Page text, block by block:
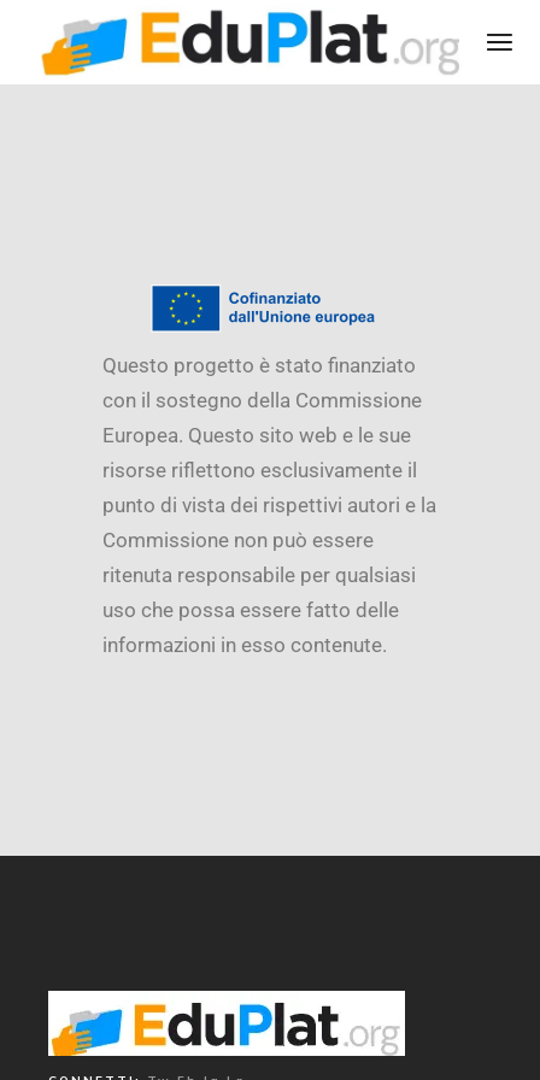
Questo progetto è stato finanziato
con il sostegno della Commissione
Europea. Questo sito web e le sue
risorse riflettono esclusivamente il
punto di vista dei rispettivi autori e la
Commissione non può essere
ritenuta responsabile per qualsiasi
uso che possa essere fatto delle
informazioni in esso contenute.